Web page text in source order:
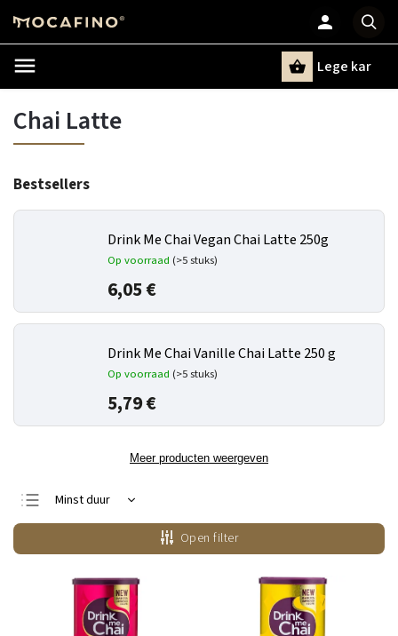
Lege kar
Chai Latte
Bestsellers
Drink Me Chai Vegan Chai Latte 250g
Op voorraad (>5 stuks)
6,05 €
Drink Me Chai Vanille Chai Latte 250 g
Op voorraad (>5 stuks)
5,79 €
Meer producten weergeven
Minst duur
Duurste
Bestsellers
Alfabetisch
Open filter